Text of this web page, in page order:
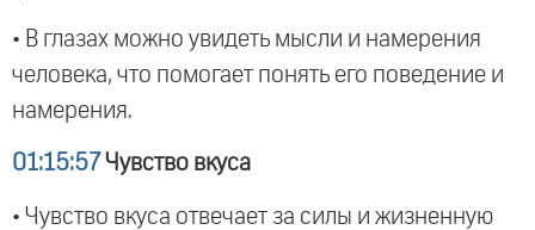
• В глазах можно увидеть мысли и намерения
человека, что помогает понять его поведение и
намерения.
01:15:57 Чувство вкуса
• Чувство вкуса отвечает за силы и жизненную